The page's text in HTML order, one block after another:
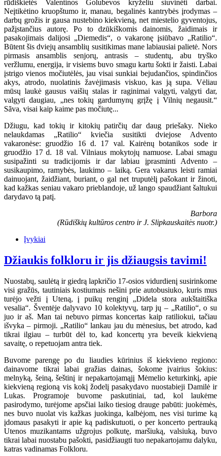
rūdiškietės Valentinos Golubevos kryželiu siuvinėti darbai.
Neįtikėtino kruopštumo ir, manau, begalinės kantrybės įrodymas –
darbų grožis ir gausa nustebino kiekvieną, net miestelio gyventojus,
pažįstančius autorę. Po to dzūkiškomis dainomis, žaidimais ir
pasakojimais dalijosi „Diemedis“, o vakaronę įsiūbavo „Ratilio“.
Būtent šis dviejų ansamblių susitikimas mane labiausiai palietė. Nors
pirmasis ansamblis senjorų, antrasis – studentų, abu tryško
veržlumu, energija, ir visiems buvo smagu kartu šokti ir žaisti. Labai
įstrigo vienos močiutėlės, jau visai sunkiai bejudančios, spindinčios
akys, atrodo, nuolatinis žavėjimasis viskuo, kas ją supa. Vėliau
mūsų laukė gausus vaišių stalas ir raginimai valgyti, valgyti dar,
valgyti daugiau, „nes tokių gardumynų grįžę į Vilnių negausit.“
Sãva, visai kaip kaime pas močiutę...
Džiugu, kad tokių ir kitokių patirčių dar daug priešaky. Nieko
nelaukdamas „Ratilio“ kviečia susitikti dviejose Advento
vakaronėse: gruodžio 16 d. 17 val. Kairėnų botanikos sode ir
gruodžio 17 d. 18 val. Vilniaus mokytojų namuose. Labai smagu
susipažinti su tradicijomis ir dar labiau įprasminti Advento –
susikaupimo, ramybės, laukimo – laiką. Gera vakarus leisti ramiai
dainuojant, žaidžiant, buriant, o gal net truputėlį pašokant ir žinoti,
kad kažkas seniau vakaro prieblandoje, už lango spaudžiant šaltukui
darydavo tą patį.
Barbora
(Rūdiškių kultūros centro ir J. Slipkauskaitės nuotr.)
Įvykiai
Džiaukis folkloru ir jis džiaugsis tavimi!
Nuostabų, saulėtą ir giedrą lapkričio 17-osios vidurdienį susirinkome
visi gražūs, tautiniais kostiumais nešini prie autobusiuko, kuris mus
turėjo vežti į Uteną, į puikų renginį „Didela stora aukštaitiška
vesalia“. Šventėje dalyvavo 10 kolektyvų, tarp jų – „Ratilio“, o su
juo ir aš. Man tai nebuvo pirmas koncertas kaip ratiliokui, tačiau
išvyka – pirmoji. „Ratilio“ lankau jau du mėnesius, bet atrodo, kad
tikrai ilgiau – turbūt dėl to, kad koncertų yra beveik kiekvieną
savaitę, o repetuojam antra tiek.
Buvome parengę po du liaudies kūrinius iš kiekvieno regiono:
dainavome tikrai labai gražias dainas, šokome įvairius šokius:
melnyką, šeiną, šeštinį ir nepakartojamąjį Mėmelio keturkinkį, apie
kiekvieną regioną vis kokį žodelį pasakydavo nuostabieji Damilė ir
Lukas. Programoje buvome paskutiniai, tad, kol laukėme
pasirodymo, turėjome apsčiai laiko tiesiog drauge pabūti: juokėmės,
nes buvo nuolat vis kažkas juokinga, kalbėjom, nes visi turime ką
įdomaus pasakyti ir apie ką padiskutuoti, o per koncerto pertrauką
Utenos muzikantams užgrojus polkutę, maršiuką, valsiuką, buvo
tikrai labai nuostabu pašokti, pasidžiaugti tuo nepakartojamu dalyku,
katras vadinamas Folkloru.